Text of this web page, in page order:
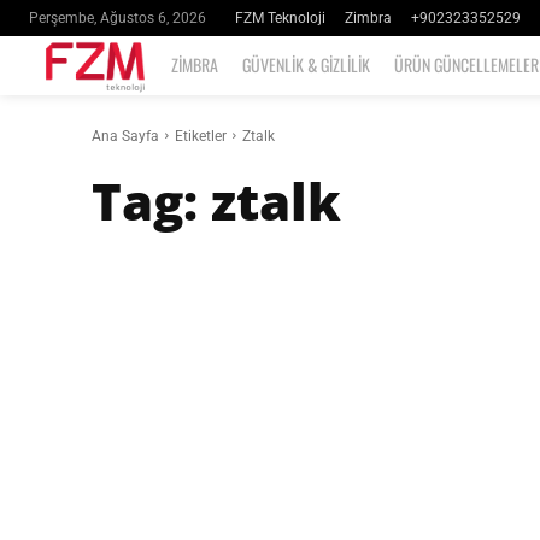
Perşembe, Ağustos 6, 2026 FZM Teknoloji Zimbra +902323352529
ZIMBRA GÜVENLIK & GIZLILIK ÜRÜN
Ana Sayfa Etiketler Ztalk
Tag: ztalk